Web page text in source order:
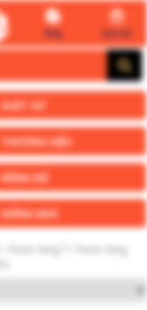
Blog Quà tết
XUẤT XỨ
THƯƠNG HIỆU
NỒNG ĐỘ
GIỐNG NHO
/ Rượu Vang